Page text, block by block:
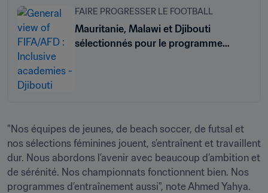
FAIRE PROGRESSER LE FOOTBALL
Mauritanie, Malawi et Djibouti
sélectionnés pour le programme
"Nos équipes de jeunes, de beach soccer, de futsal et
nos sélections féminines jouent, s’entraînent et travaillent
dur. Nous abordons l’avenir avec beaucoup d’ambition et
de sérénité. Nos championnats fonctionnent bien. Nos
programmes d’entraînement aussi", note Ahmed Yahya.